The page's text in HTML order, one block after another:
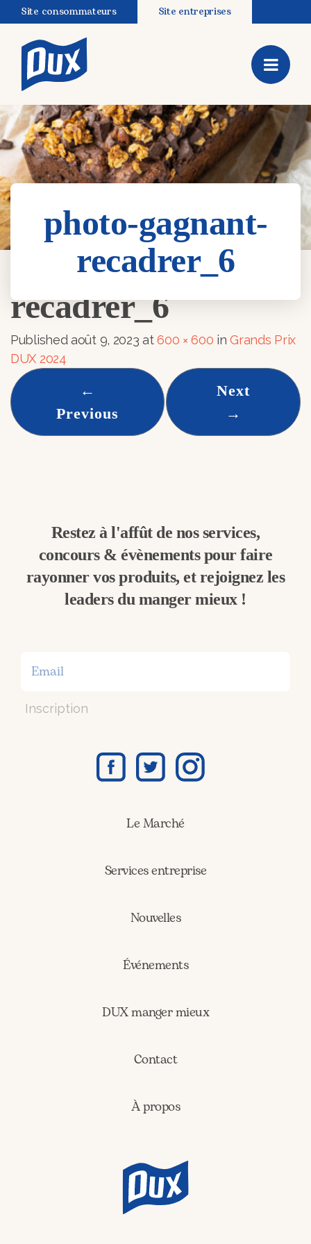
Site consommateurs Site entreprises
photo-gagnant-
recadrer_6
photo-gagnant-
recadrer_6
Publishedaoût 9, 2023 at600 × 600 inGrands Prix
DUX 2024
←
Previous
Next
→
Restez à l'affût de nos services,
concours & évènements pour faire
rayonner vos produits, et rejoignez les
leaders du manger mieux !
Inscription
Le Marché
Services entreprise
Nouvelles
Événements
DUX manger mieux
Contact
À propos